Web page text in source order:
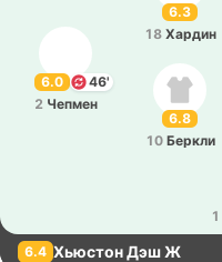
1
6.8
10 Беркли
6.0
46'
2 Чепмен
6.3
18 Хардин
6.4 Хьюстон Дэш Ж